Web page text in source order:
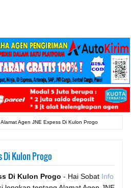
Alamat Agen JNE Expess Di Kulon Progo
Di Kulon Progo
Di Kulon Progo - Hai Sobat Info